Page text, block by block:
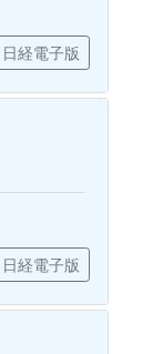
日経電子版
日経電子版